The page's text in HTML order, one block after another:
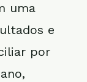
uma
e
por